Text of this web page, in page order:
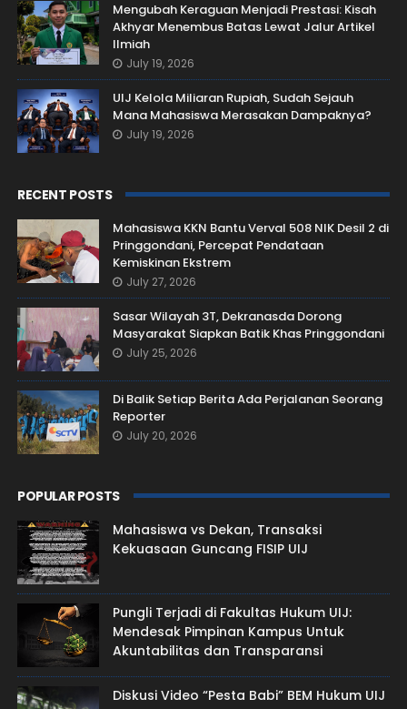
Mengubah Keraguan Menjadi Prestasi: Kisah
Akhyar Menembus Batas Lewat Jalur Artikel
Ilmiah
July 19, 2026
UIJ Kelola Miliaran Rupiah, Sudah Sejauh
Mana Mahasiswa Merasakan Dampaknya?
July 19, 2026
RECENT POSTS
Mahasiswa KKN Bantu Verval 508 NIK Desil 2 di
Pringgondani, Percepat Pendataan
Kemiskinan Ekstrem
July 27, 2026
Sasar Wilayah 3T, Dekranasda Dorong
Masyarakat Siapkan Batik Khas Pringgondani
July 25, 2026
Di Balik Setiap Berita Ada Perjalanan Seorang
Reporter
July 20, 2026
POPULAR POSTS
Mahasiswa vs Dekan, Transaksi
Kekuasaan Guncang FISIP UIJ
Pungli Terjadi di Fakultas Hukum UIJ:
Mendesak Pimpinan Kampus Untuk
Akuntabilitas dan Transparansi
Diskusi Video “Pesta Babi” BEM Hukum UIJ